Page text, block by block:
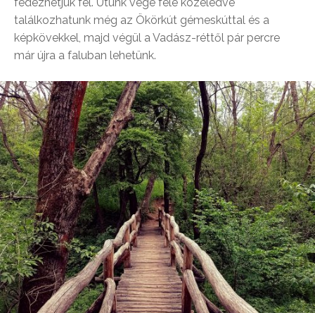
találkozhatunk még az Ökörkút gémeskúttal és a
képkövekkel, majd végül a Vadász-réttől pár percre
már újra a faluban lehetünk.